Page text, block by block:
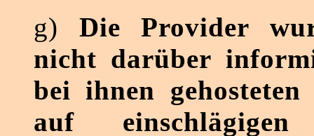
g) Die Provider
nicht darüber
bei ihnen
auf einschlägigen